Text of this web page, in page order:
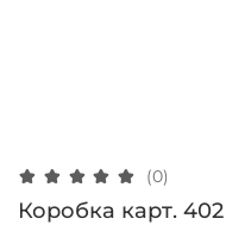
(0)
Коробка карт.